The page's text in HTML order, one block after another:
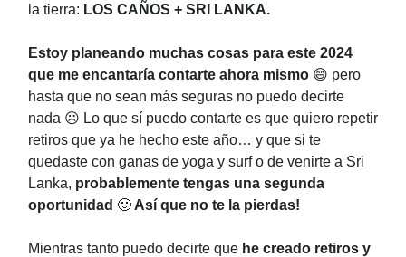
la tierra: LOS CAÑOS + SRI LANKA.
Estoy planeando muchas cosas para este 2024
que me encantaría contarte ahora mismo 😄 pero
hasta que no sean más seguras no puedo decirte
nada ☹️ Lo que sí puedo contarte es que quiero repetir
retiros que ya he hecho este año… y que si te
quedaste con ganas de yoga y surf o de venirte a Sri
Lanka, probablemente tengas una segunda
oportunidad 🙂 Así que no te la pierdas!
Mientras tanto puedo decirte que he creado retiros y